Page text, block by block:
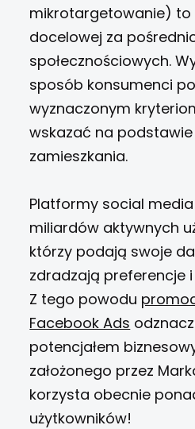
mikrotargetowanie) to
docelowej za
społecznościowych.
sposób konsumenci
wyznaczonym
wskazać na podstawie
zamieszkania.
Platformy social
miliardów aktywnych
którzy podają swoje
zdradzają preferencje
Z tego powodu
Facebook Ads
potencjałem
założonego przez
korzysta obecnie
użytkowników!